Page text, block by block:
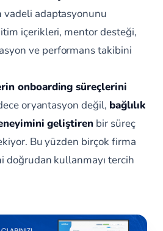
vadeli adaptasyonunu
içerikleri, mentor desteği,
ve performans takibini
onboarding süreçlerini
oryantasyon değil, bağlılık
geliştirenbir süreç
Bu yüzden birçok firma
doğrudan kullanmayı tercih